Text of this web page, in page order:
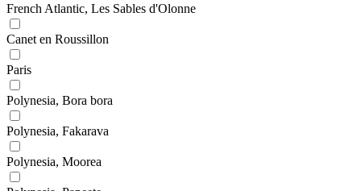
French Atlantic, Les Sables d'Olonne
Canet en Roussillon
Paris
Polynesia, Bora bora
Polynesia, Fakarava
Polynesia, Moorea